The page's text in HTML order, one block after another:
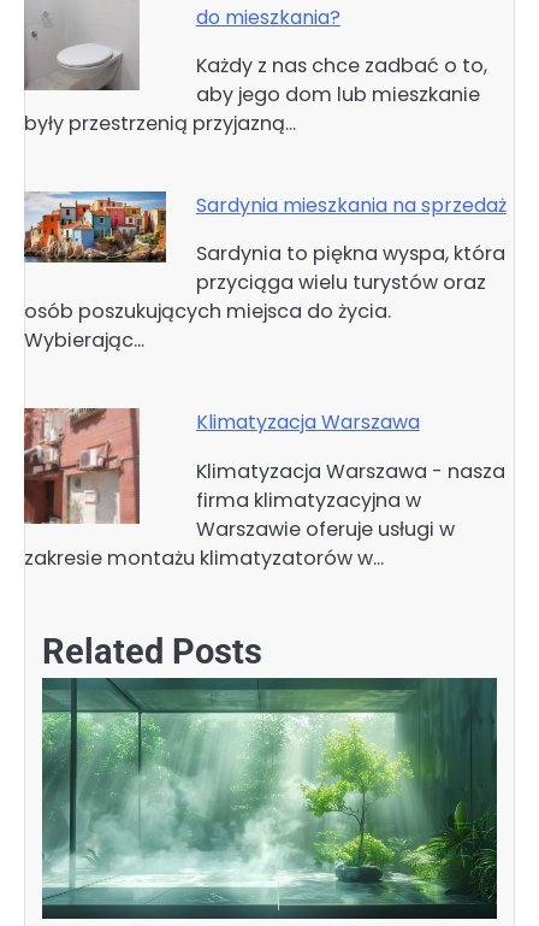
do mieszkania?
Każdy z nas chce zadbać o to,
aby jego dom lub mieszkanie
były przestrzenią przyjazną…
Sardynia mieszkania na sprzedaż
Sardynia to piękna wyspa, która
przyciąga wielu turystów oraz
osób poszukujących miejsca do życia.
Wybierając…
Klimatyzacja Warszawa
Klimatyzacja Warszawa - nasza
firma klimatyzacyjna w
Warszawie oferuje usługi w
zakresie montażu klimatyzatorów w…
Related Posts